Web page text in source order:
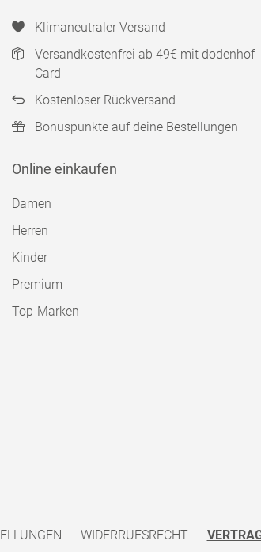
Klimaneutraler Versand
Versandkostenfrei ab 49€ mit dodenhof
Card
Kostenloser Rückversand
Bonuspunkte auf deine Bestellungen
Online einkaufen
Damen
Herren
Kinder
Premium
Top-Marken
WIDERRUFSRECHT